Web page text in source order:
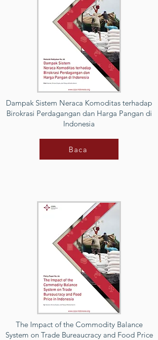
Dampak Sistem Neraca Komoditas terhadap
Birokrasi Perdagangan dan Harga Pangan di
Indonesia
Baca
The Impact of the Commodity Balance
System on Trade Bureaucracy and Food Price